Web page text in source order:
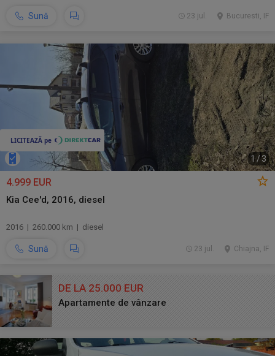
Sună Bucuresti, IF
23 jul.
1 /3
4.999 EUR
Kia Cee'd, 2016, diesel
2016 | 260.000 km | diesel
Sună Chiajna, IF
23 jul.
DE LA 25.000 EUR
Apartamente de vânzare